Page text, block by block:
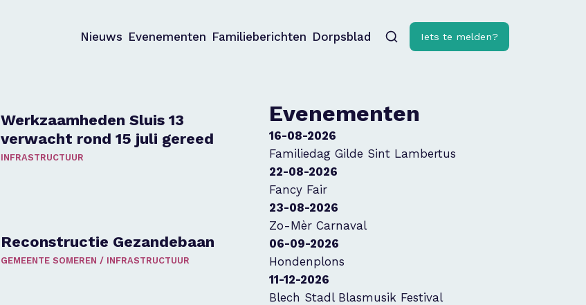
Nieuws Evenementen Familieberichten Dorpsblad Iets te melden?
Werkzaamheden Sluis 13
verwacht rond 15 juli gereed
INFRASTRUCTUUR
Reconstructie Gezandebaan
GEMEENTE SOMEREN / INFRASTRUCTUUR
Evenementen
16-08-2026
Familiedag Gilde Sint Lambertus
22-08-2026
Fancy Fair
23-08-2026
Zo-Mèr Carnaval
06-09-2026
Hondenplons
11-12-2026
Blech Stadl Blasmusik Festival